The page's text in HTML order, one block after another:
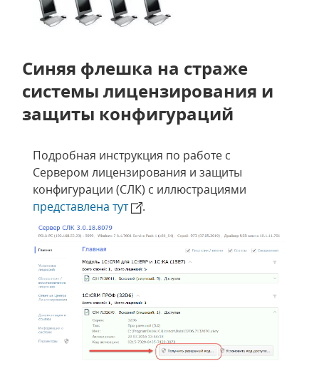
Синяя флешка на страже
системы лицензирования и
защиты конфигураций
Подробная инструкция по работе с
Сервером лицензирования и защиты
конфигурации (СЛК) с иллюстрациями
представлена тут
.